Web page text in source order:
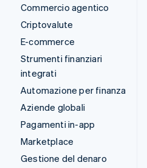
Commercio agentico
Criptovalute
E-commerce
Strumenti finanziari
integrati
Automazione per finanza
Aziende globali
Pagamenti in-app
Marketplace
Gestione del denaro